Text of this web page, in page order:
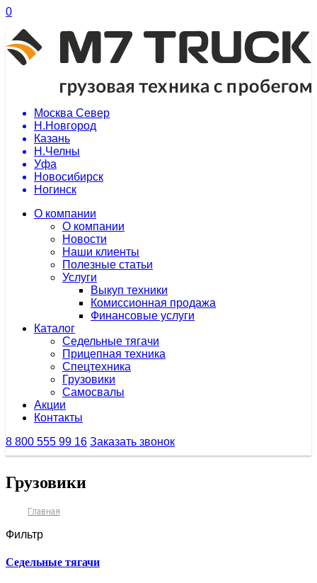
0
Москва Север
Н.Новгород
Казань
Н.Челны
Уфа
Новосибирск
Ногинск
О компании
О компании
Новости
Наши клиенты
Полезные статьи
Услуги
Выкуп техники
Комиссионная продажа
Финансовые услуги
Каталог
Седельные тягачи
Прицепная техника
Спецтехника
Грузовики
Самосвалы
Акции
Контакты
8 800 555 99 16 Заказать звонок
Грузовики
Главная
Фильтр
Седельные тягачи